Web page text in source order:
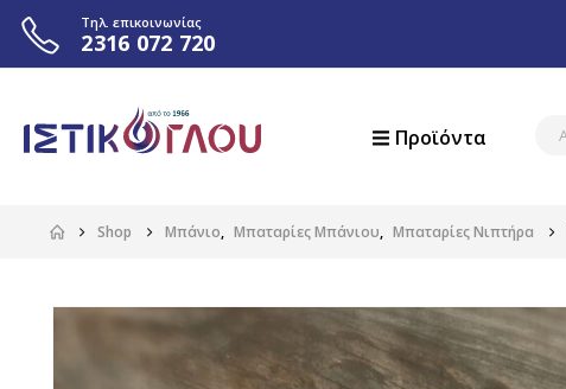
Τηλ. επικοινωνίας
2316 072 720
Προϊόντα
Shop Μπάνιο, Μπαταρίες Μπάνιου, Μπαταρίες Νιπτήρα